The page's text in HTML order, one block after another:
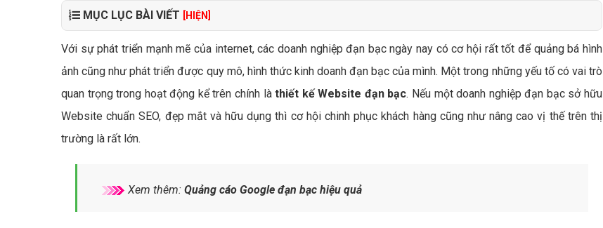
Bảng giá quảng cáo Banner
Bảng giá quản trị Website
Bảng giá quản trị Fanpage Facebook
MỤC LỤC BÀI VIẾT [HIỆN]
Với sự phát triển mạnh mẽ của internet, các doanh nghiệp đạn bạc ngày nay có cơ hội rất tốt để quảng bá hình
ảnh cũng như phát triển được quy mô, hình thức kinh doanh đạn bạc của mình. Một trong những yếu tố có vai trò
quan trọng trong hoạt động kể trên chính làthiết kế Website đạn bạc. Nếu một doanh nghiệp đạn bạc sở hữu
Website chuẩn SEO, đẹp mắt và hữu dụng thì cơ hội chinh phục khách hàng cũng như nâng cao vị thế trên thị
trường là rất lớn.
Xem thêm: Quảng cáo Google đạn bạc hiệu quả